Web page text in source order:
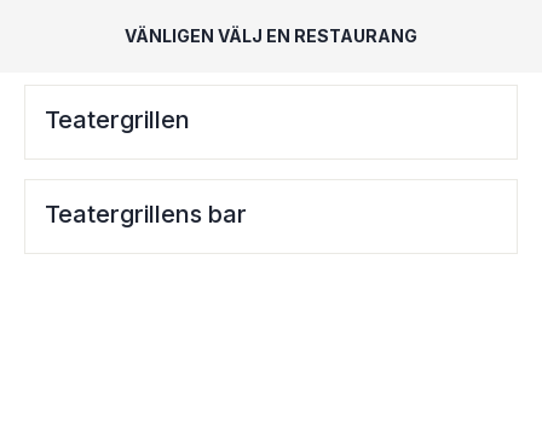
VÄNLIGEN VÄLJ EN RESTAURANG
Teatergrillen
Teatergrillens bar